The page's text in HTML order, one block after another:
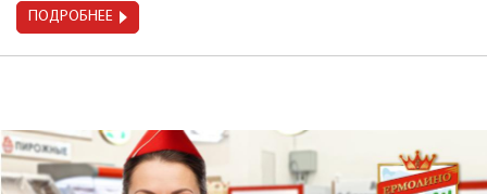
ПОДРОБНЕЕ